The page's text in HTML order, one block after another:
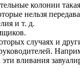
колонии
нельзя
и т. д.
случаях и
вливания